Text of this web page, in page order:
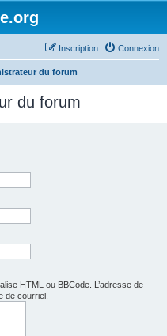
Connexion
Inscription
du forum
du forum
HTML ou BBCode. L’adresse de
de courriel.